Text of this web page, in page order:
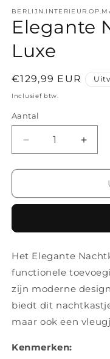
openen
in
modaal
Elegante
Luxe
Normale
prijs
€129,99 EUR
Inclusief btw.
Aantal
Aantal
verlagen
voor
Nachtkastje
Aantal
voor
Het Elegante
functionele
zijn moderne
biedt dit
maar ook een
Kenmerken: